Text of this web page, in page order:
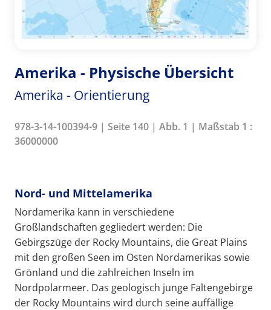
Amerika - Physische Übersicht
Amerika - Orientierung
978-3-14-100394-9 | Seite 140 | Abb. 1 | Maßstab 1 :
36000000
Nord- und Mittelamerika
Nordamerika kann in verschiedene
Großlandschaften gegliedert werden: Die
Gebirgszüge der Rocky Mountains, die Great Plains
mit den großen Seen im Osten Nordamerikas sowie
Grönland und die zahlreichen Inseln im
Nordpolarmeer. Das geologisch junge Faltengebirge
der Rocky Mountains wird durch seine auffällige